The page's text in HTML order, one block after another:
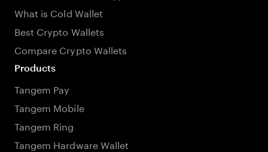
What is Cold Wallet
Best Crypto Wallets
Compare Crypto Wallets
Products
Tangem Pay
Tangem Mobile
Tangem Ring
Tangem Hardware Wallet